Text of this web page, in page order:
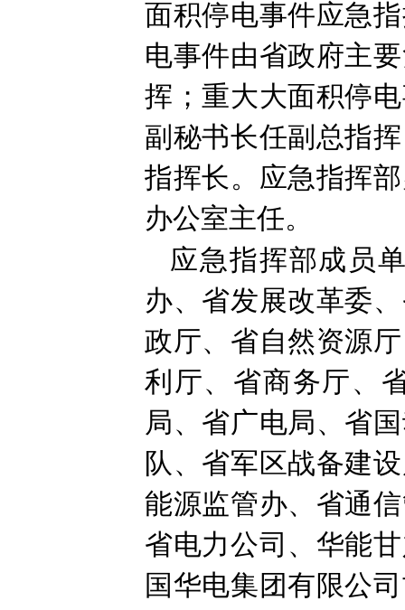
面积停电事件应急
电事件由省政府主
挥；重大大面积停
副秘书长任副总指
指挥长。应急指挥
办公室主任。
应急指挥部成员
办、省发展改革委
政厅、省自然资源
利厅、省商务厅、
局、省广电局、省
队、省军区战备建
能源监管办、省通
省电力公司、华能
国华电集团有限公